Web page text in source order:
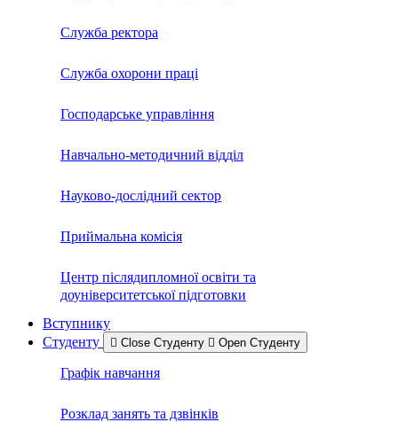
Служба ректора
Служба охорони праці
Господарське управління
Навчально-методичний відділ
Науково-дослідний сектор
Приймальна комісія
Центр післядипломної освіти та
доуніверситетської підготовки
Вступнику
Студенту
Close Студенту Open Студенту
Графік навчання
Розклад занять та дзвінків